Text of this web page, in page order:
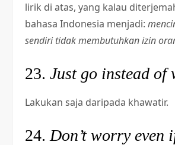
lirik di atas, yang kalau
bahasa Indonesia menjadi:
sendiri tidak membutuhkan izin
23.Just go instead of
Lakukan saja daripada khawatir.
24. Don’t worry even